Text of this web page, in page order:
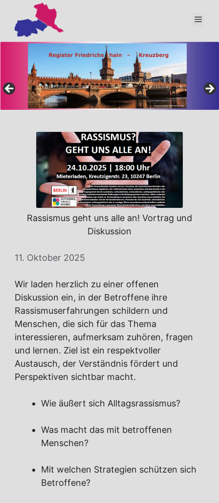
Inhalt
springen
Rassismus geht uns alle an! Vortrag und
Diskussion
11. Oktober 2025
Wir laden herzlich zu einer offenen
Diskussion ein, in der Betroffene ihre
Rassismuserfahrungen schildern und
Menschen, die sich für das Thema
interessieren, aufmerksam zuhören, fragen
und lernen. Ziel ist ein respektvoller
Austausch, der Verständnis fördert und
Perspektiven sichtbar macht.
Wie äußert sich Alltagsrassismus?
Was macht das mit betroffenen
Menschen?
Mit welchen Strategien schützen sich
Betroffene?